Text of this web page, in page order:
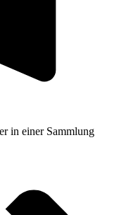
in einer Sammlung